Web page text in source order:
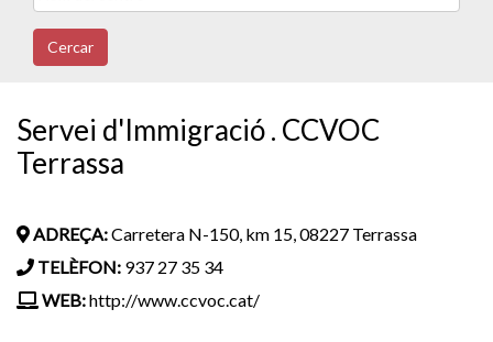
Cercar
Servei d'Immigració . CCVOC
Terrassa
ADREÇA:Carretera N-150, km 15, 08227 Terrassa
TELÈFON: 937 27 35 34
WEB:http://www.ccvoc.cat/